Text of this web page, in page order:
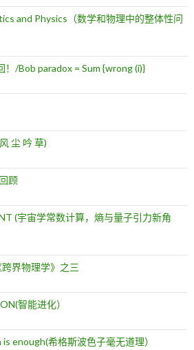
and Physics（数学和物理中的整体性问
/Bob paradox = Sum {wrong (i)}
尘 吟 草)
顾
(宇宙学常数计算，熵与量子引力新角
界物理学》之三
智能进化）
enough(希格斯波色子毫无道理）